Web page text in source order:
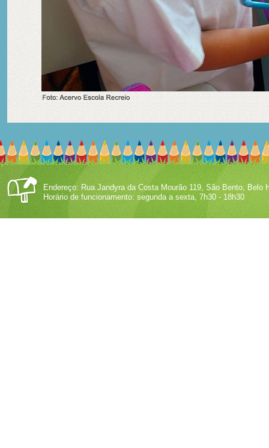
Endereço: Rua Jandyra da Costa Mourão 119, São Bento, Belo
Horário de funcionamento: segunda a sexta, 7h30 - 18h30